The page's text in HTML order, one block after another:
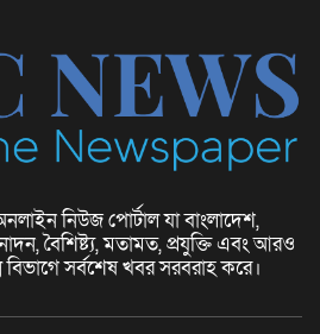
সংবাদ
নিউজ পোর্টাল যা বাংলাদেশ,
বৈশিষ্ট্য, মতামত, প্রযুক্তি এবং আরও
সর্বশেষ খবর সরবরাহ করে।